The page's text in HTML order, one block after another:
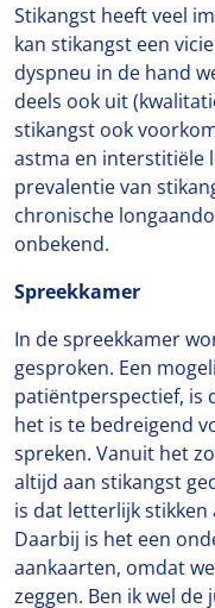
Stikangst heeft veel
kan stikangst een
dyspneu in de hand
deels ook uit
stikangst ook
astma en interstitiële
prevalentie van
chronische
onbekend.
Spreekkamer
In de spreekkamer
gesproken. Een
patiëntperspectief, is
het is te bedreigend
spreken. Vanuit het
altijd aan stikangst
is dat letterlijk stikken
Daarbij is het een
aankaarten, omdat
zeggen. Ben ik wel